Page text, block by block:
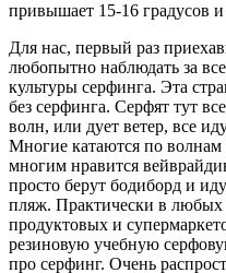
привышает 15-16 градусов и
Для нас, первый раз
любопытно наблюдать за
культуры серфинга. Эта
без серфинга. Серфят тут
волн, или дует ветер, все
Многие катаются по
многим нравится
просто берут бодиборд и
пляж. Практически в любых
продуктовых и
резиновую учебную
про серфинг. Очень